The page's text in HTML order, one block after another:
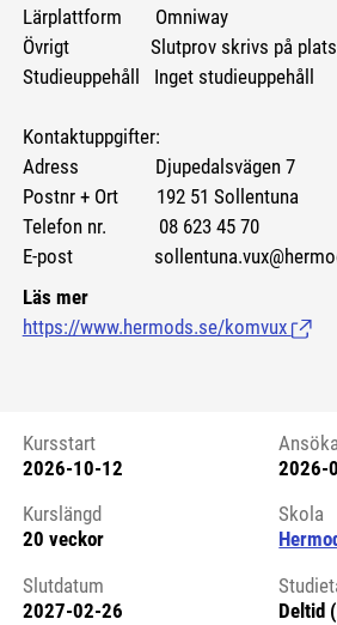
Lärplattform Omniway
Övrigt Slutprov skrivs på plats i
Studieuppehåll Inget studieuppehåll
Kontaktuppgifter:
Adress Djupedalsvägen 7
Postnr + Ort 192 51 Sollentuna
Telefon nr. 08 623 45 70
E-post
Läs mer
https://www.hermods.se/komvux
Kursstart 6178004
Kursstart
2026-10-12
2026-
Kurslängd
20 veckor
Skola
Slutdatum
2027-02-26
Deltid